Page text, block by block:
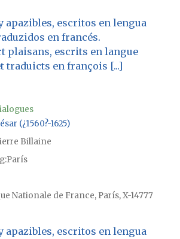
apazibles, escritos en lengua
en francés.
plaisans, escrits en langue
traduicts en françois [...]
(¿1560?-1625)
Billaine
París
Nationale de France, París, X-14777
apazibles, escritos en lengua